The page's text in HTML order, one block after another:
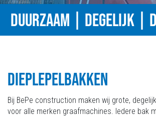
DUURZAAM | DEGELIJK |
DIEPLEPELBAKKEN
Bij BePe construction maken wij grote,
voor alle merken graafmachines. Iedere bak